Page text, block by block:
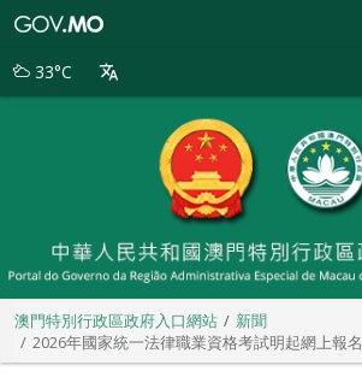
別
33°C
澳門特別行政區政府入口網站
新聞
2026年國家統一法律職業資格考試明起網上報名